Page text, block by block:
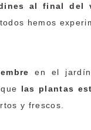
al final del
hemos
en el
las plantas
y frescos.